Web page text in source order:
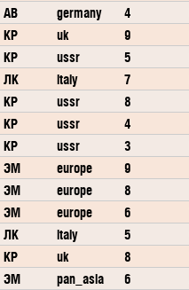
АВ
germany 4
КР
uk 9
КР
ussr 5
ЛК
italy 7
КР
ussr 8
КР
ussr 4
КР
ussr 3
ЭМ
europe 9
ЭМ
europe 8
ЭМ
europe 6
ЛК
italy 5
КР
uk 8
ЭМ
pan_asia 6